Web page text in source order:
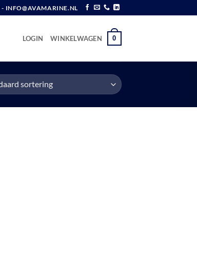
INFO@AVAMARINE.NL
LOGIN WINKELWAGEN 0